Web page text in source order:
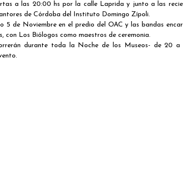
a las 20:00 hs por la calle Laprida y junto a las
de Córdoba del Instituto Domingo Zípoli.
de Noviembre en el predio del OAC y las bandas
con Los Biólogos como maestros de ceremonia.
durante toda la Noche de los Museos- de 20